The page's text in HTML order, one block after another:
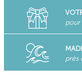
pour
près